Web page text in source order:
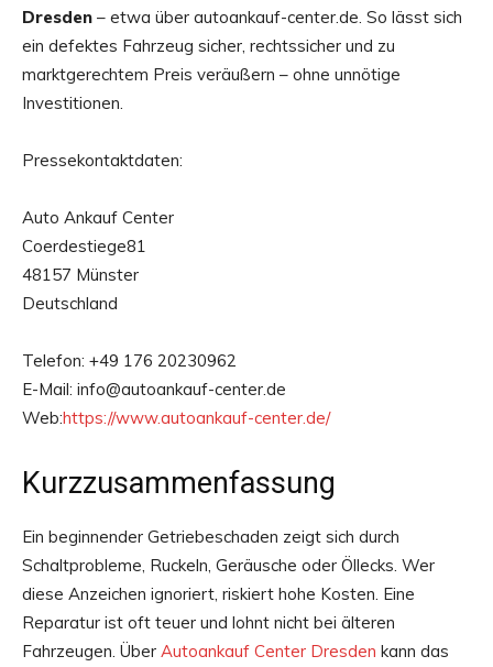
Dresden – etwa über autoankauf-center.de. So lässt sich
ein defektes Fahrzeug sicher, rechtssicher und zu
marktgerechtem Preis veräußern – ohne unnötige
Investitionen.
Pressekontaktdaten:
Auto Ankauf Center
Coerdestiege81
48157 Münster
Deutschland
Telefon: +49 176 20230962
E-Mail: info@autoankauf-center.de
Web:https://www.autoankauf-center.de/
Kurzzusammenfassung
Ein beginnender Getriebeschaden zeigt sich durch
Schaltprobleme, Ruckeln, Geräusche oder Öllecks. Wer
diese Anzeichen ignoriert, riskiert hohe Kosten. Eine
Reparatur ist oft teuer und lohnt nicht bei älteren
Fahrzeugen. Über Autoankauf Center Dresden kann das